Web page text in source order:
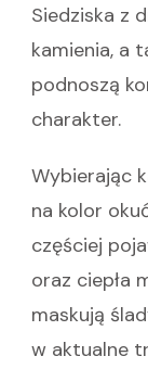
Siedziska z
kamienia, a
podnoszą
charakter.
Wybierając
na kolor
częściej
oraz ciepła
maskują
w aktualne